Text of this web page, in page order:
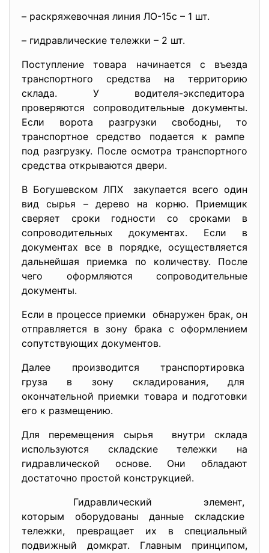
– раскряжевочная линия ЛО-15с – 1 шт.
– гидравлические тележки – 2 шт.
Поступление товара начинается с въезда
транспортного средства на территорию
склада. У водителя-экспедитора
проверяются сопроводительные документы.
Если ворота разгрузки свободны, то
транспортное средство подается к рампе
под разгрузку. После осмотра транспортного
средства открываются двери.
В Богушевском ЛПХ закупается всего один
вид сырья – дерево на корню. Приемщик
сверяет сроки годности со сроками в
сопроводительных документах. Если в
документах все в порядке, осуществляется
дальнейшая приемка по количеству. После
чего оформляются сопроводительные
документы.
Если в процессе приемки обнаружен брак, он
отправляется в зону брака с оформлением
сопутствующих документов.
Далее производится транспортировка
груза в зону складирования, для
окончательной приемки товара и подготовки
его к размещению.
Для перемещения сырья внутри склада
используются складские тележки на
гидравлической основе. Они обладают
достаточно простой конструкцией.
Гидравлический элемент,
которым оборудованы данные складские
тележки, превращает их в специальный
подвижный домкрат. Главным принципом,